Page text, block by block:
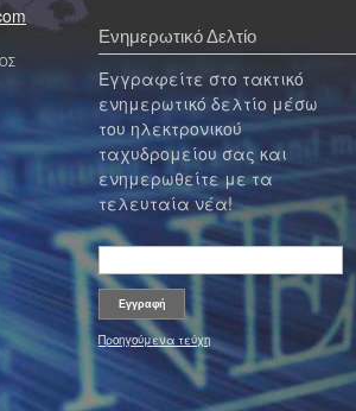
Ενημερωτικό Δελτίο
Εγγραφείτε στο τακτικό
ενημερωτικό δελτίο μέσω
του ηλεκτρονικού
ταχυδρομείου σας και
ενημερωθείτε με τα
τελευταία νέα!
Προηγούμενα τεύχη